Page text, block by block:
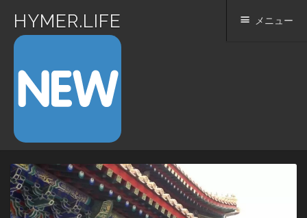
HYMER.LIFE メニュー
コ
ン
テ
ン